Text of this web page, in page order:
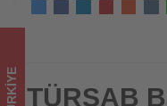
katılım
çağrısı
-
TÜRSAB Başkanı Firuz
TÜRKIYE TÜRSAB